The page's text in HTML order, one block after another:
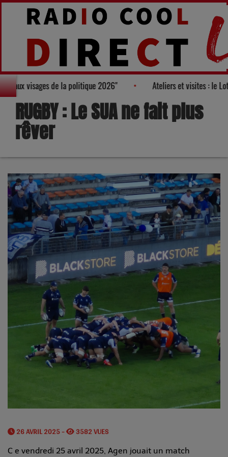
Palmarès des "100 nouveaux visages de la politique 2026"
RUGBY : Le SUA ne fait plus
rêver
26 AVRIL 2025 - 3582 VUES
C e vendredi 25 avril 2025, Agen jouait un match